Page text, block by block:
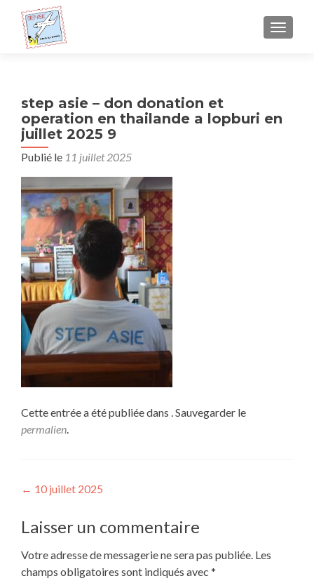
step asie – don donation et
operation en thailande a lopburi en
juillet 2025 9
Publié le 11 juillet 2025
Cette entrée a été publiée dans . Sauvegarder le
permalien.
Navigation de l’article
← 10 juillet 2025
Laisser un commentaire
Votre adresse de messagerie ne sera pas publiée. Les
champs obligatoires sont indiqués avec *